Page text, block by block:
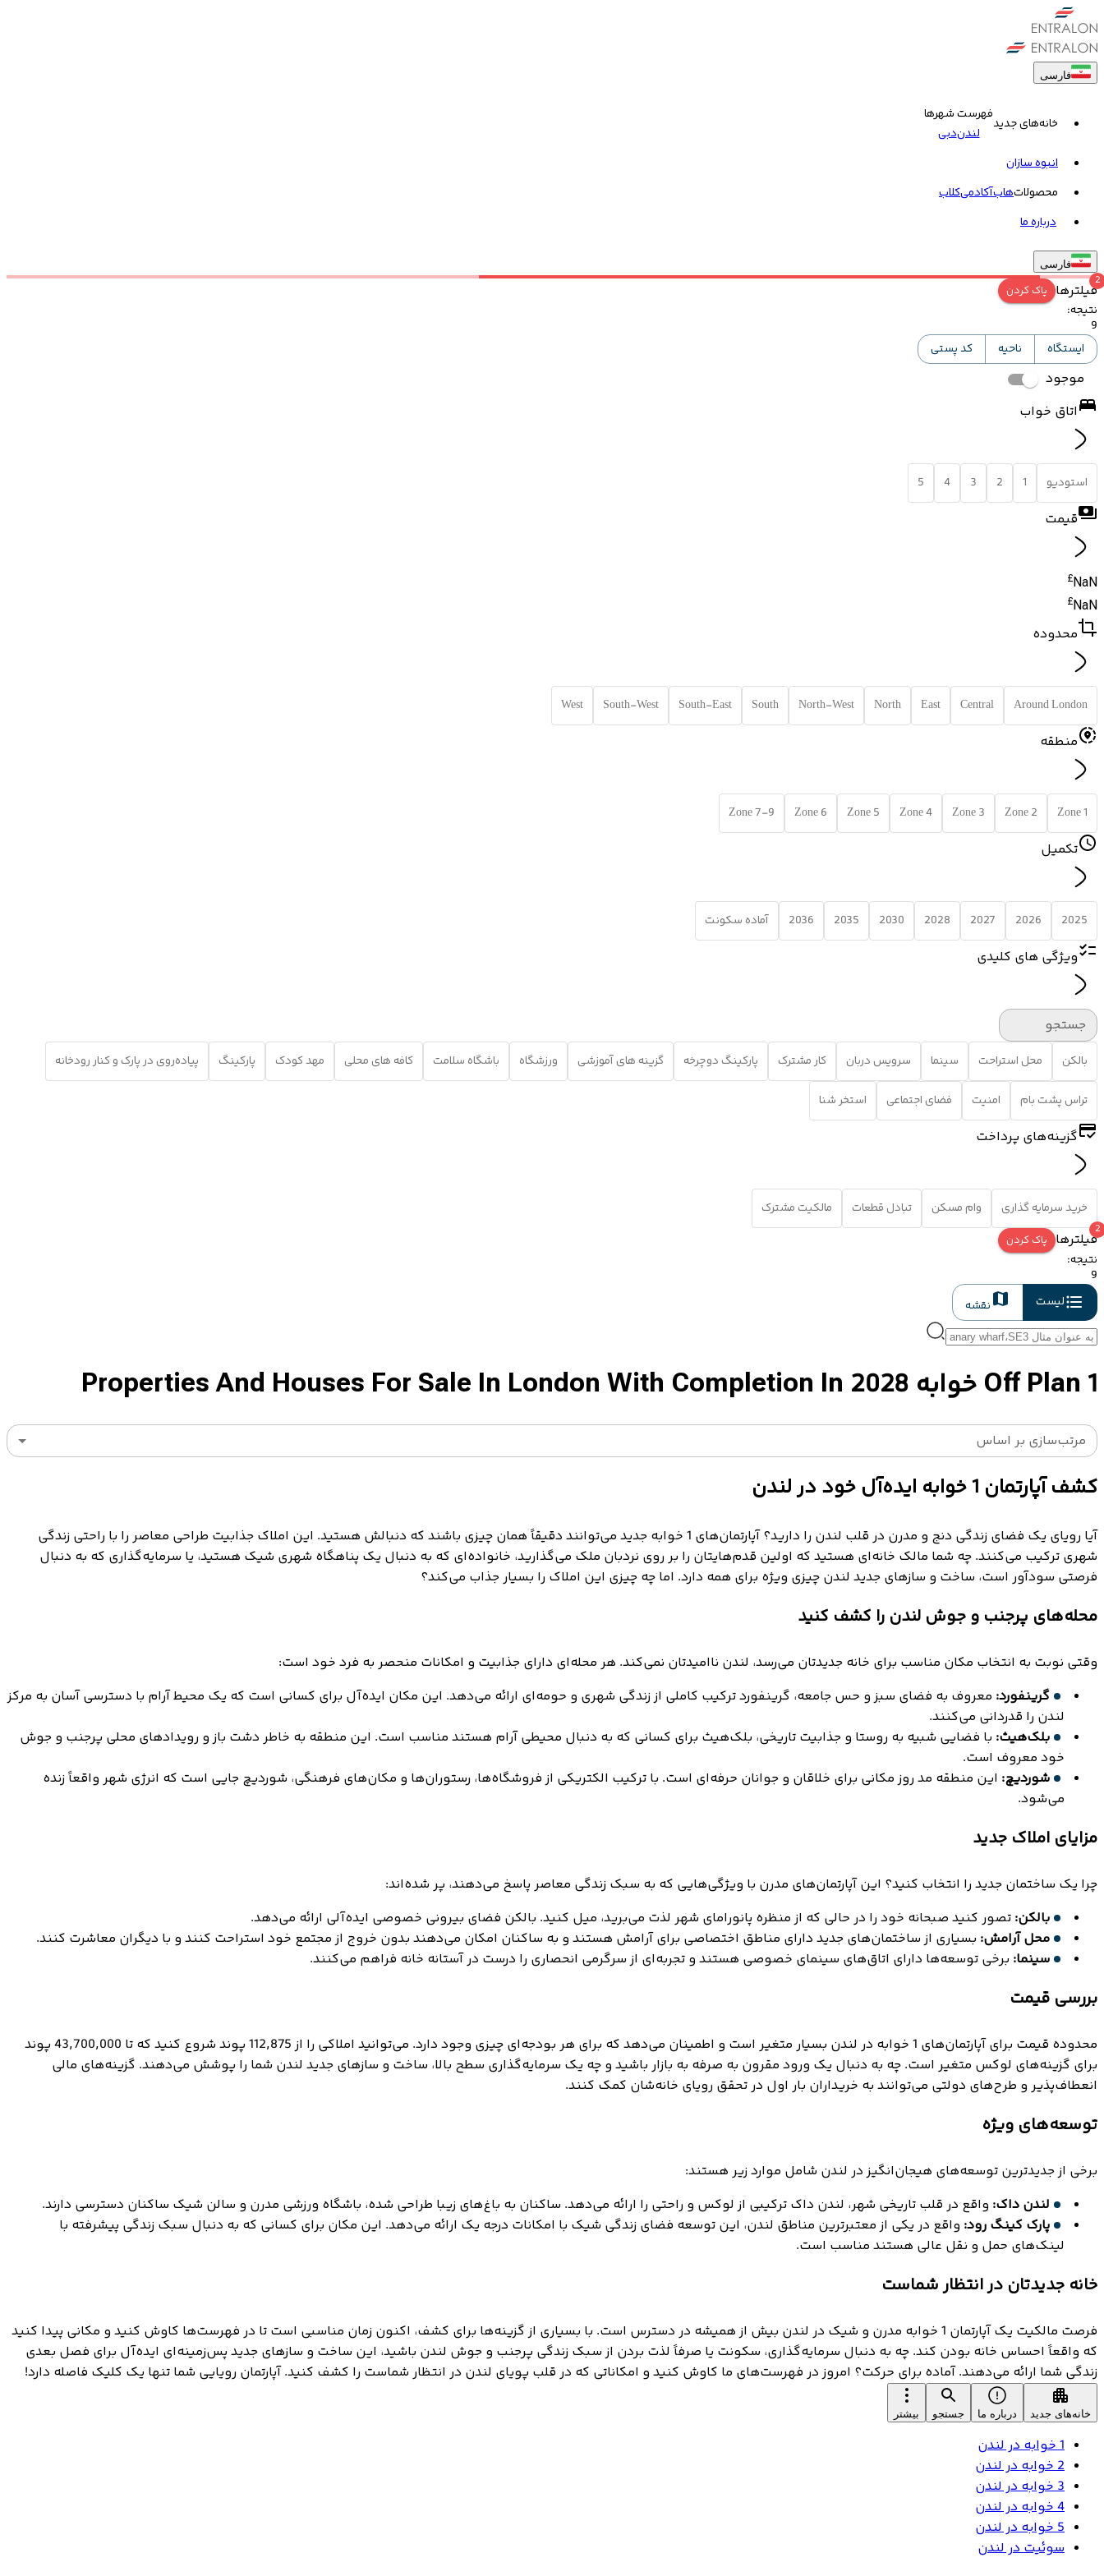
فارسی
خانه‌های جدید
فهرست شهرها
لندندبی
انبوه سازان
محصولاتهابآکادمیکلاب
درباره ما
فارسی
فیلترها
2
پاک کردن
نتیجه:
9
ایستگاه
ناحیه کد پستی
موجود
اتاق خواب
استودیو 1
2
3
4
5
قیمت
NaN
£
NaN
£
محدوده
Around London
Central
East
North
North-West
South
South-East
South-West
West
منطقه
Zone 1
Zone 2
Zone 3
Zone 4
Zone 5
Zone 6
Zone 7-9
تکمیل
2025
2026
2027
2028
2030
2035
2036 آماده سکونت
ویژگی های کلیدی
جستجو
بالکن محل استراحت سینما سرویس دربان کار مشترک پارکینگ دوچرخه گزینه های آموزشی ورزشگاه باشگاه سلامت کافه های محلی مهد کودک پارکینگ پیاده‌روی در پارک و کنار رودخانه
تراس پشت بام امنیت فضای اجتماعی استخر شنا
گزینه‌های پرداخت
خرید سرمایه گذاری وام مسکن تبادل قطعات مالکیت مشترک
فیلترها
2
پاک کردن
نتیجه:
9
لیست
نقشه
Off Plan 1 خوابه Properties And Houses For Sale In London With Completion In 2028
مرتب‌سازی بر اساس
کشف آپارتمان 1 خوابه ایده‌آل خود در لندن
آیا رویای یک فضای زندگی دنج و مدرن در قلب لندن را دارید؟ آپارتمان‌های 1 خوابه جدید می‌توانند دقیقاً همان چیزی باشند که دنبالش هستید. این املاک جذابیت طراحی معاصر را با راحتی زندگی
شهری ترکیب می‌کنند. چه شما مالک خانه‌ای هستید که اولین قدم‌هایتان را بر روی نردبان ملک می‌گذارید، خانواده‌ای که به دنبال یک پناهگاه شهری شیک هستید، یا سرمایه‌گذاری که به دنبال
فرصتی سودآور است، ساخت و سازهای جدید لندن چیزی ویژه برای همه دارد. اما چه چیزی این املاک را بسیار جذاب می‌کند؟
محله‌های پرجنب و جوش لندن را کشف کنید
وقتی نوبت به انتخاب مکان مناسب برای خانه جدیدتان می‌رسد، لندن ناامیدتان نمی‌کند. هر محله‌ای دارای جذابیت و امکانات منحصر به فرد خود است:
گرینفورد: معروف به فضای سبز و حس جامعه، گرینفورد ترکیب کاملی از زندگی شهری و حومه‌ای ارائه می‌دهد. این مکان ایده‌آل برای کسانی است که یک محیط آرام با دسترسی آسان به مرکز
لندن را قدردانی می‌کنند.
بلک‌هیث: با فضایی شبیه به روستا و جذابیت تاریخی، بلک‌هیث برای کسانی که به دنبال محیطی آرام هستند مناسب است. این منطقه به خاطر دشت باز و رویدادهای محلی پرجنب و جوش
خود معروف است.
شوردیچ: این منطقه مد روز مکانی برای خلاقان و جوانان حرفه‌ای است. با ترکیب الکتریکی از فروشگاه‌ها، رستوران‌ها و مکان‌های فرهنگی، شوردیچ جایی است که انرژی شهر واقعاً زنده
می‌شود.
مزایای املاک جدید
چرا یک ساختمان جدید را انتخاب کنید؟ این آپارتمان‌های مدرن با ویژگی‌هایی که به سبک زندگی معاصر پاسخ می‌دهند، پر شده‌اند:
بالکن: تصور کنید صبحانه خود را در حالی که از منظره پانورامای شهر لذت می‌برید، میل کنید. بالکن فضای بیرونی خصوصی ایده‌آلی ارائه می‌دهد.
محل آرامش: بسیاری از ساختمان‌های جدید دارای مناطق اختصاصی برای آرامش هستند و به ساکنان امکان می‌دهند بدون خروج از مجتمع خود استراحت کنند و با دیگران معاشرت کنند.
سینما: برخی توسعه‌ها دارای اتاق‌های سینمای خصوصی هستند و تجربه‌ای از سرگرمی انحصاری را درست در آستانه خانه فراهم می‌کنند.
بررسی قیمت
محدوده قیمت برای آپارتمان‌های 1 خوابه در لندن بسیار متغیر است و اطمینان می‌دهد که برای هر بودجه‌ای چیزی وجود دارد. می‌توانید املاکی را از 112,875 پوند شروع کنید که تا 43,700,000 پوند
برای گزینه‌های لوکس متغیر است. چه به دنبال یک ورود مقرون به صرفه به بازار باشید و چه یک سرمایه‌گذاری سطح بالا، ساخت و سازهای جدید لندن شما را پوشش می‌دهند. گزینه‌های مالی
انعطاف‌پذیر و طرح‌های دولتی می‌توانند به خریداران بار اول در تحقق رویای خانه‌شان کمک کنند.
توسعه‌های ویژه
برخی از جدیدترین توسعه‌های هیجان‌انگیز در لندن شامل موارد زیر هستند:
لندن داک: واقع در قلب تاریخی شهر، لندن داک ترکیبی از لوکس و راحتی را ارائه می‌دهد. ساکنان به باغ‌های زیبا طراحی شده، باشگاه ورزشی مدرن و سالن شیک ساکنان دسترسی دارند.
پارک کینگ رود: واقع در یکی از معتبرترین مناطق لندن، این توسعه فضای زندگی شیک با امکانات درجه یک ارائه می‌دهد. این مکان برای کسانی که به دنبال سبک زندگی پیشرفته با
لینک‌های حمل و نقل عالی هستند مناسب است.
خانه جدیدتان در انتظار شماست
فرصت مالکیت یک آپارتمان 1 خوابه مدرن و شیک در لندن بیش از همیشه در دسترس است. با بسیاری از گزینه‌ها برای کشف، اکنون زمان مناسبی است تا در فهرست‌ها کاوش کنید و مکانی پیدا کنید
که واقعاً احساس خانه بودن کند. چه به دنبال سرمایه‌گذاری، سکونت یا صرفاً لذت بردن از سبک زندگی پرجنب و جوش لندن باشید، این ساخت و سازهای جدید پس‌زمینه‌ای ایده‌آل برای فصل بعدی
زندگی شما ارائه می‌دهند. آماده برای حرکت؟ امروز در فهرست‌های ما کاوش کنید و امکاناتی که در قلب پویای لندن در انتظار شماست را کشف کنید. آپارتمان رویایی شما تنها یک کلیک فاصله دارد!
خانه‌های جدید درباره ما جستجو بیشتر
1 خوابه در لندن
2 خوابه در لندن
3 خوابه در لندن
4 خوابه در لندن
5 خوابه در لندن
سوئیت در لندن